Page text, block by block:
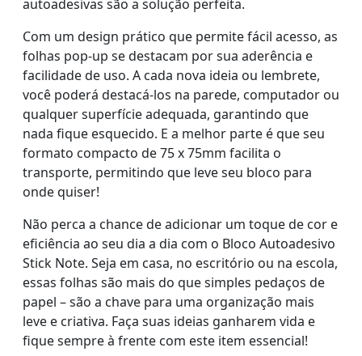
autoadesivas são a solução perfeita.
Com um design prático que permite fácil acesso, as
folhas pop-up se destacam por sua aderência e
facilidade de uso. A cada nova ideia ou lembrete,
você poderá destacá-los na parede, computador ou
qualquer superfície adequada, garantindo que
nada fique esquecido. E a melhor parte é que seu
formato compacto de 75 x 75mm facilita o
transporte, permitindo que leve seu bloco para
onde quiser!
Não perca a chance de adicionar um toque de cor e
eficiência ao seu dia a dia com o Bloco Autoadesivo
Stick Note. Seja em casa, no escritório ou na escola,
essas folhas são mais do que simples pedaços de
papel – são a chave para uma organização mais
leve e criativa. Faça suas ideias ganharem vida e
fique sempre à frente com este item essencial!